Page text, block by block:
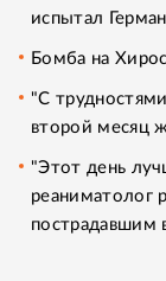
испытал
Бомба на
"С
второй месяц
"Этот день
реаниматолог
пострадавшим